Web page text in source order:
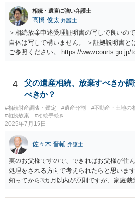
相続・遺言に強い弁護士
髙橋 俊太 弁護士
＞相続放棄申述受理証明書の写しで良いの
自体は写しで構いません。 ＞証拠説明書と
ご参照ください。 https://
4
父の遺産相続、放棄すべきか
べきか？
#相続財産調査・鑑定 #遺産分割 #不動産・土地の
#相続放棄
#相続手続き
2025年7月15日
佐々木 晋輔 弁護士
実のお父様ですので、できればお父様が住
処理をされる方向で考えられたらと思いま
知ってから3カ月以内が原則ですが、家庭
放棄するかどうか決めることができます。